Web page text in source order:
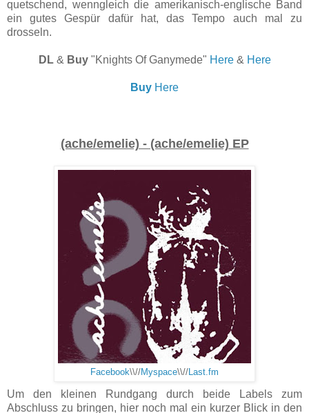
quetschend, wenngleich die amerikanisch-englische Band
ein gutes Gespür dafür hat, das Tempo auch mal zu
drosseln.
DL& Buy"Knights Of Ganymede" Here& Here
Buy Here
(ache/emelie) - (ache/emelie) EP
Facebook\\//Myspace\\//Last.fm
Um den kleinen Rundgang durch beide Labels zum
Abschluss zu bringen, hier noch mal ein kurzer Blick in den